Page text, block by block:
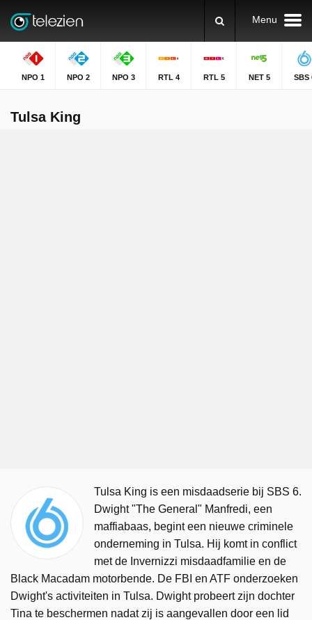
Menu
NPO 1 NPO 2 NPO 3 RTL 4 RTL 5 NET 5 SBS
Tulsa King
Tulsa King is een misdaadserie bij SBS 6.
Dwight "The General" Manfredi, een
maffiabaas, begint een nieuwe criminele
onderneming in Tulsa. Hij komt in conflict
met de Invernizzi misdaadfamilie en de
Black Macadam motorbende. De FBI en ATF onderzoeken
Dwight's activiteiten in Tulsa. Dwight probeert zijn dochter
Tina te beschermen nadat zij is aangevallen door een lid